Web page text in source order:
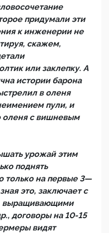
придумали эти
к инженерии не
скажем,
или заклепку. А
истории барона
в оленя
пули, и
оленя с вишневым
урожай этим
поднять
на первые 3—
это, заключает с
выращивающими
договоры на 10-15
видят